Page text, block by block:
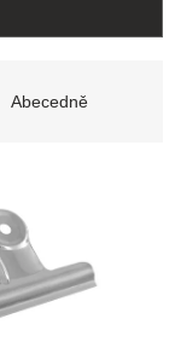
Abecedně